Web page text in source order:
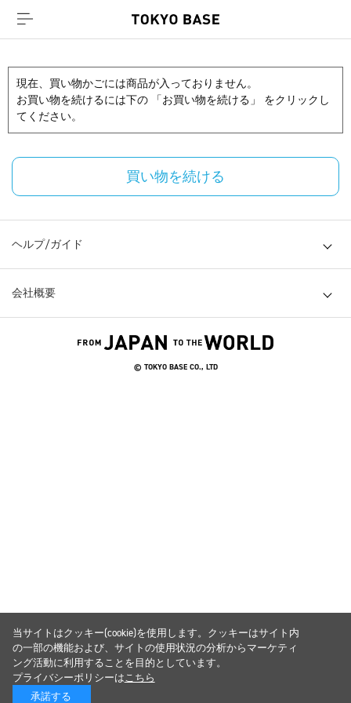
現在、買い物かごには商品が入っておりません。
お買い物を続けるには下の 「お買い物を続ける」 をクリックし
てください。
買い物を続ける
ヘルプ/ガイド
会社概要
© TOKYO BASE CO., LTD
当サイトはクッキー(cookie)を使用します。クッキーはサイト内
の一部の機能および、サイトの使用状況の分析からマーケティ
ング活動に利用することを目的としています。
プライバシーポリシーはこちら
承諾する